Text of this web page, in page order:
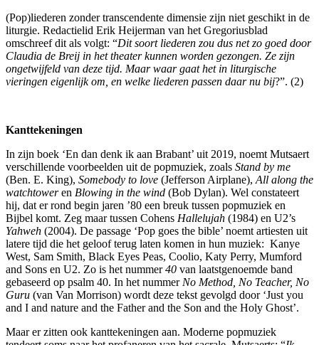
(Pop)liederen zonder transcendente dimensie zijn niet geschikt in de
liturgie. Redactielid Erik Heijerman van het Gregoriusblad
omschreef dit als volgt: “Dit soort liederen zou dus net zo goed door
Claudia de Breij in het theater kunnen worden gezongen. Ze zijn
ongetwijfeld van deze tijd. Maar waar gaat het in liturgische
vieringen eigenlijk om, en welke liederen passen daar nu bij?”. (2)
Kanttekeningen
In zijn boek ‘En dan denk ik aan Brabant’ uit 2019, noemt Mutsaert
verschillende voorbeelden uit de popmuziek, zoals Stand by me
(Ben. E. King), Somebody to love (Jefferson Airplane), All along the
watchtoweren Blowing in the wind (Bob Dylan). Wel constateert
hij, dat er rond begin jaren ’80 een breuk tussen popmuziek en
Bijbel komt. Zeg maar tussen Cohens Hallelujah (1984) en U2’s
Yahweh (2004). De passage ‘Pop goes the bible’ noemt artiesten uit
latere tijd die het geloof terug laten komen in hun muziek: Kanye
West, Sam Smith, Black Eyes Peas, Coolio, Katy Perry, Mumford
and Sons en U2. Zo is het nummer40 van laatstgenoemde band
gebaseerd op psalm 40. In het nummer No Method, No Teacher, No
Guru (van Van Morrison) wordt deze tekst gevolgd door ‘Just you
and I and nature and the Father and the Son and the Holy Ghost’.
Maar er zitten ook kanttekeningen aan. Moderne popmuziek